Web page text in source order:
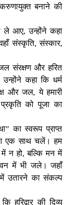
बनाने की
आए, उन्होंने कहा
संस्कृति, संस्कार,
संरक्षण और हरित
कहा कि धर्म
और जल, ये हमारी
को पूजा का
का स्वरूप प्राप्त
एक साथ चलें। हम
में न हो, बल्कि मन में
में भी जले। जहाँ
उतारने का संकल्प
की दिव्य